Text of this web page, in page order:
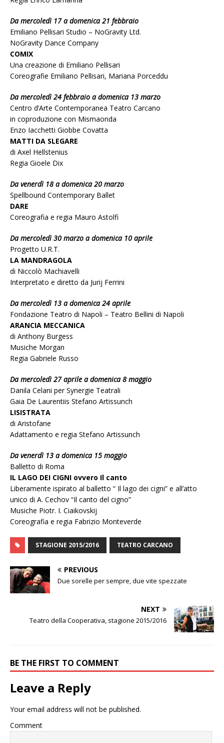
Da mercoledì 17 a domenica 21 febbraio
Emiliano Pellisari Studio – NoGravity Ltd.
NoGravity Dance Company
COMIX
Una creazione di Emiliano Pellisari
Coreografie Emiliano Pellisari, Mariana Porceddu
Da mercoledì 24 febbraio a domenica 13 marzo
Centro d’Arte Contemporanea Teatro Carcano
in coproduzione con Mismaonda
Enzo Iacchetti Giobbe Covatta
MATTI DA SLEGARE
di Axel Hellstenius
Regia Gioele Dix
Da venerdì 18 a domenica 20 marzo
Spellbound Contemporary Ballet
DARE
Coreografia e regia Mauro Astolfi
Da mercoledì 30 marzo a domenica 10 aprile
Progetto U.R.T.
LA MANDRAGOLA
di Niccolò Machiavelli
Interpretato e diretto da Jurij Ferrini
Da mercoledì 13 a domenica 24 aprile
Fondazione Teatro di Napoli – Teatro Bellini di Napoli
ARANCIA MECCANICA
di Anthony Burgess
Musiche Morgan
Regia Gabriele Russo
Da mercoledì 27 aprile a domenica 8 maggio
Danila Celani per Synergie Teatrali
Gaia De Laurentiis Stefano Artissunch
LISISTRATA
di Aristofane
Adattamento e regia Stefano Artissunch
Da venerdì 13 a domenica 15 maggio
Balletto di Roma
IL LAGO DEI CIGNI ovvero Il canto
Liberamente ispirato al balletto “ Il lago dei cigni” e all’atto
unico di A. Cechov “Il canto del cigno”
Musiche Piotr. I. Ciaikovskij
Coreografia e regia Fabrizio Monteverde
STAGIONE 2015/2016 TEATRO CARCANO
PREVIOUS
Due sorelle per sempre, due vite spezzate
NEXT
Teatro della Cooperativa, stagione 2015/2016
BE THE FIRST TO COMMENT
Leave a Reply
Your email address will not be published.
Comment